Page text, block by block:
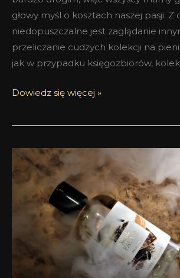
głowy myśl o kosztach naszej pasji. Z
niedopuszczalne jest zaglądanie
przeliczanie cudzych kolekcji na
jak w przypadku księgozbiorów,
Dowiedz się więcej »
Miękki,
złoty
pył
Rocher